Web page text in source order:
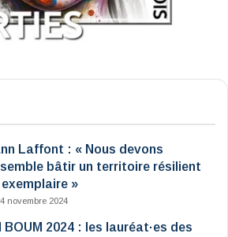
Laffont : « Nous devons
bâtir un territoire résilient
»
novembre 2024
BOUM 2024 : les lauréat·es des